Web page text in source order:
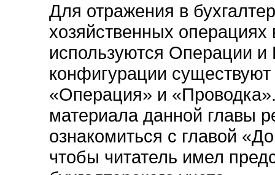
Для отражения в
хозяйственных
используются Операции и
конфигурации
«Операция» и
материала данной главы
ознакомиться с главой
чтобы читатель имел